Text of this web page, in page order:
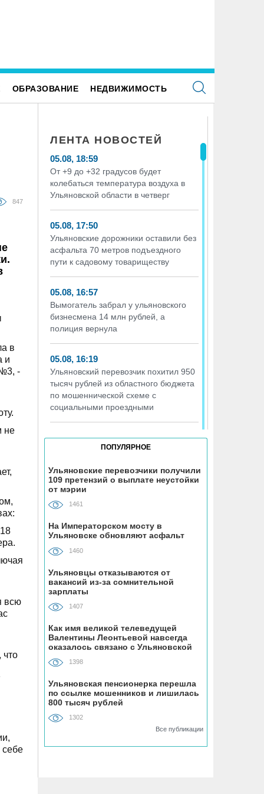
ОБРАЗОВАНИЕ НЕДВИЖИМОСТЬ
847
в
и
-
не
всю
что
себе
ЛЕНТА НОВОСТЕЙ
05.08, 18:59
От +9 до +32 градусов будет
колебаться температура воздуха в
Ульяновской области в четверг
05.08, 17:50
Ульяновские дорожники оставили без
асфальта 70 метров подъездного
пути к садовому товариществу
05.08, 16:57
Вымогатель забрал у ульяновского
бизнесмена 14 млн рублей, а
полиция вернула
05.08, 16:19
Ульяновский перевозчик похитил 950
тысяч рублей из областного бюджета
по мошеннической схеме с
социальными проездными
05.08, 16:17
Т2 перезапускает программу
абонентов других операторов
05.08, 16:01
оказалась в больнице после поездки
на мопеде
05.08, 15:49
Женщина на иномарке сбила
велосипедиста-нарушителя на улице
Промышленной в Ульяновске
05.08, 15:30
В Ульяновской областной больнице
установили оборудование почти за 20
05.08, 14:52
Мотоциклист без прав врезался в
припаркованный автомобиль на
ПОПУЛЯРНОЕ
Ульяновские перевозчики получили
109 претензий о выплате неустойки
от мэрии
1461
На Императорском мосту в
Ульяновске обновляют асфальт
1460
Ульяновцы отказываются от
вакансий из-за сомнительной
зарплаты
1407
Как имя великой телеведущей
Валентины Леонтьевой навсегда
оказалось связано с Ульяновской
областью
1398
Ульяновская пенсионерка перешла
по ссылке мошенников и лишилась
800 тысяч рублей
1302
Все публикации